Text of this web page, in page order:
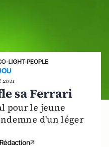
LIGHT›PEOPLE
2011
sa Ferrari
pour le jeune
d'un léger